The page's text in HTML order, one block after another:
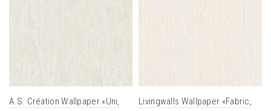
A.S. Création Wallpaper «Uni,
Livingwalls Wallpaper «Fabric,